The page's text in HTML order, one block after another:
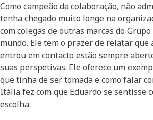
Como campeão da colaboração, não
tenha chegado muito longe na
com colegas de outras marcas do
mundo. Ele tem o prazer de relatar que
entrou em contacto estão sempre
suas perspetivas. Ele oferece um
que tinha de ser tomada e como falar
Itália fez com que Eduardo se sentisse
escolha.